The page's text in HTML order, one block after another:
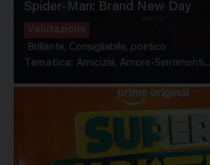
Spider-Man: Brand New Day
Valutazione
Brillante, Consigliabile, poetico
Tematica: Amicizia, Amore-Sentimenti...